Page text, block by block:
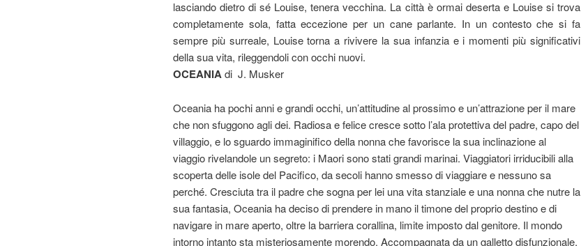
lasciando dietro di sé Louise, tenera vecchina. La città è ormai deserta e Louise si trova
completamente sola, fatta eccezione per un cane parlante. In un contesto che si fa
sempre più surreale, Louise torna a rivivere la sua infanzia e i momenti più significativi
della sua vita, rileggendoli con occhi nuovi.
OCEANIAdi J. Musker
Oceania ha pochi anni e grandi occhi, un’attitudine al prossimo e un’attrazione per il mare
che non sfuggono agli dei. Radiosa e felice cresce sotto l’ala protettiva del padre, capo del
villaggio, e lo sguardo immaginifico della nonna che favorisce la sua inclinazione al
viaggio rivelandole un segreto: i Maori sono stati grandi marinai. Viaggiatori irriducibili alla
scoperta delle isole del Pacifico, da secoli hanno smesso di viaggiare e nessuno sa
perché. Cresciuta tra il padre che sogna per lei una vita stanziale e una nonna che nutre la
sua fantasia, Oceania ha deciso di prendere in mano il timone del proprio destino e di
navigare in mare aperto, oltre la barriera corallina, limite imposto dal genitore. Il mondo
intorno intanto sta misteriosamente morendo. Accompagnata da un galletto disfunzionale,